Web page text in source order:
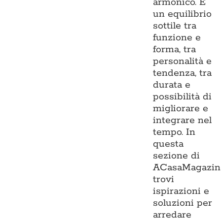
un equilibrio
sottile tra
funzione e
forma, tra
personalità e
tendenza, tra
durata e
possibilità di
migliorare e
integrare nel
tempo. In
questa
sezione di
trovi
ispirazioni e
soluzioni per
arredare